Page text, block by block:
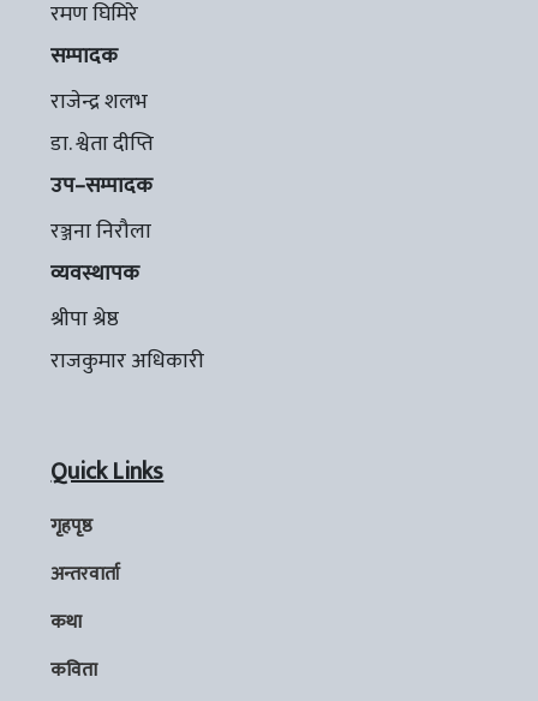
रमण घिमिरे
सम्पादक
राजेन्द्र शलभ
डा. श्वेता दीप्ति
उप–सम्पादक
रञ्जना निरौला
व्यवस्थापक
श्रीपा श्रेष्ठ
राजकुमार अधिकारी
Quick Links
गृहपृष्ठ
अन्तरवार्ता
कथा
कविता